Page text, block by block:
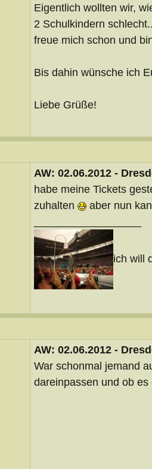
Eigentlich wollten wir,
2 Schulkindern
freue mich schon und
Bis dahin wünsche ich
Liebe Grüße!
AW: 02.06.2012 -
habe meine Tickets
zuhalten
aber nun
ich will
AW: 02.06.2012 -
War schonmal jemand
dareinpassen und ob